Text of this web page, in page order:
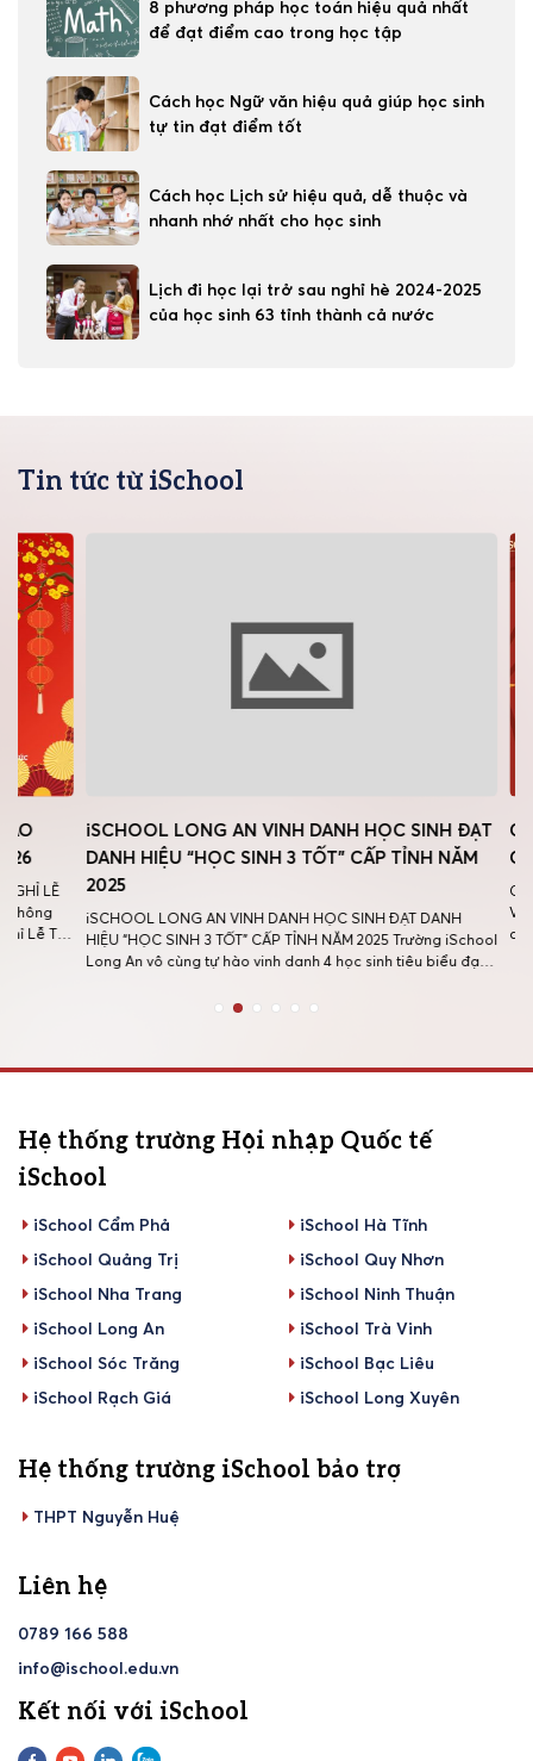
8 phương pháp học toán hiệu quả nhất
để đạt điểm cao trong học tập
Cách học Ngữ văn hiệu quả giúp học sinh
tự tin đạt điểm tốt
Cách học Lịch sử hiệu quả, dễ thuộc và
nhanh nhớ nhất cho học sinh
Lịch đi học lại trở sau nghỉ hè 2024-2025
của học sinh 63 tỉnh thành cả nước
Tin tức từ iSchool
iSCHOOL LONG AN VINH DANH HỌC SINH ĐẠT
DANH HIỆU “HỌC SINH 3 TỐT” CẤP TỈNH NĂM
2025
iSCHOOL LONG AN VINH DANH HỌC SINH ĐẠT DANH
HIỆU “HỌC SINH 3 TỐT” CẤP TỈNH NĂM 2025 Trường iSchool
Long An vô cùng tự hào vinh danh 4 học sinh tiêu biểu đạt
tuyên dương do Tỉnh đoàn Tây Ninh tổ […]
CHƯƠNG
CÒN
CHƯƠNG
VỌNG”
dư âm của
người,
Hệ thống trường Hội nhập Quốc tế
iSchool
iSchool Cẩm Phả
iSchool Hà Tĩnh
iSchool Quảng Trị
iSchool Quy Nhơn
iSchool Nha Trang
iSchool Ninh Thuận
iSchool Long An
iSchool Trà Vinh
iSchool Sóc Trăng
iSchool Bạc Liêu
iSchool Rạch Giá
iSchool Long Xuyên
Hệ thống trường iSchool bảo trợ
THPT Nguyễn Huệ
Liên hệ
0789 166 588
info@ischool.edu.vn
Kết nối với iSchool